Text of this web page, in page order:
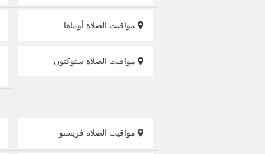
مواقيت الصلاة أوماها
مواقيت الصلاة ستوكتون
مواقيت الصلاة فريسنو